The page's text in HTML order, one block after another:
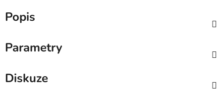
Popis
Parametry
Diskuze